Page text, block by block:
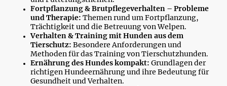
Fortpflanzung & Brutpflegeverhalten – Probleme
und Therapie: Themen rund um Fortpflanzung,
Trächtigkeit und die Betreuung von Welpen.
Verhalten & Training mit Hunden aus dem
Tierschutz: Besondere Anforderungen und
Methoden für das Training von Tierschutzhunden.
Ernährung des Hundes kompakt: Grundlagen der
richtigen Hundeernährung und ihre Bedeutung für
Gesundheit und Verhalten.